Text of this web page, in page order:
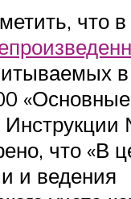
что
в
«Основные
что «В
и ведения